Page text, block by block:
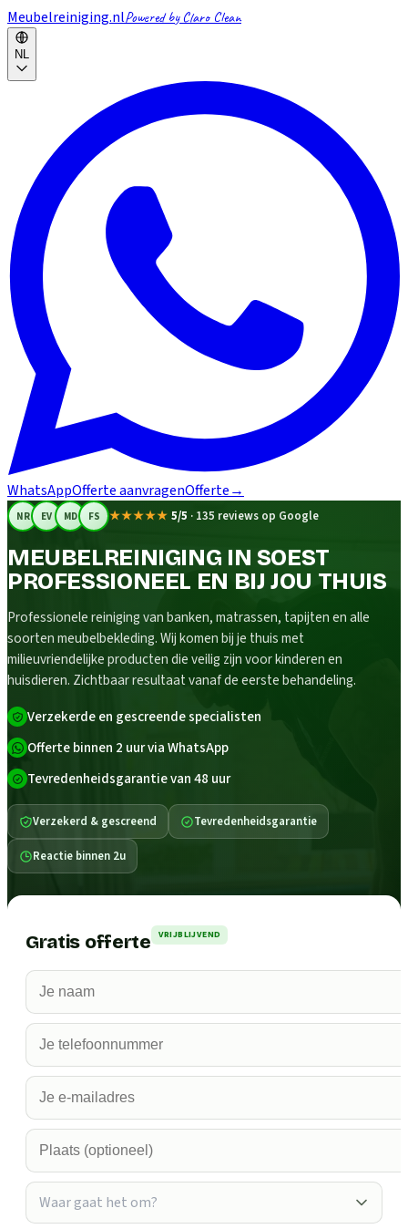
Meubelreiniging.nlPowered by Claro Clean
NL
WhatsAppOfferte aanvragenOfferte→
NR EV MD FS ★★★★★ 5/5 · 135 reviews op Google
MEUBELREINIGING IN SOEST
PROFESSIONEEL EN BIJ JOU THUIS
Professionele reiniging van banken, matrassen, tapijten en alle
soorten meubelbekleding. Wij komen bij je thuis met
milieuvriendelijke producten die veilig zijn voor kinderen en
huisdieren. Zichtbaar resultaat vanaf de eerste behandeling.
Verzekerde en gescreende specialisten
Offerte binnen 2 uur via WhatsApp
Tevredenheidsgarantie van 48 uur
Verzekerd & gescreend Tevredenheidsgarantie
Reactie binnen 2u
Gratis offerte VRIJBLIJVEND
Waar gaat het om?